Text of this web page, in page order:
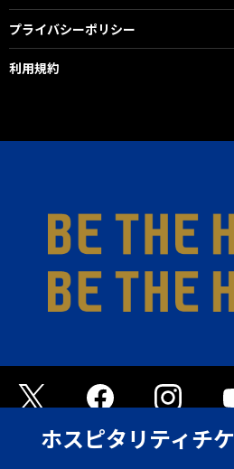
ホスピタリティチ
プライバシーポリシー
利用規約